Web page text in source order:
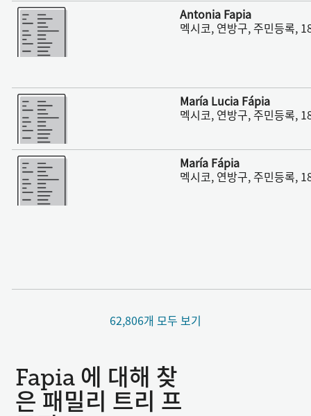
더 보기
Antonia Fapia
멕시코, 연방구, 주민등록,
더 보기
María Lucia Fápia
멕시코, 연방구, 주민등록,
더 보기
María Fápia
멕시코, 연방구, 주민등록,
62,806개 모두 보기
Fapia 에 대해 찾
은 패밀리 트리 프